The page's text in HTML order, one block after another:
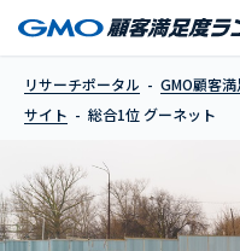
リサーチポータル GMO顧客
サイト
総合1位 グーネット